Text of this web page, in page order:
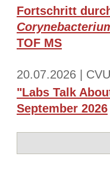
Fortschritt
TOF MS
20.07.2026 |
"Labs Talk
September 2026